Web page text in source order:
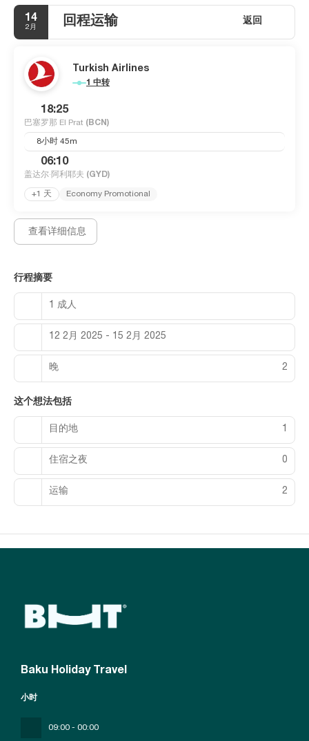
14
2月 回程运输 返回
Turkish Airlines
1 中转
18:25
巴塞罗那 El Prat (BCN)
8小时 45m
06:10
盖达尔·阿利耶夫 (GYD)
+1 天 Economy Promotional
查看详细信息
行程摘要
1 成人
12 2月 2025 - 15 2月 2025
晚 2
这个想法包括
目的地 1
住宿之夜 0
运输 2
Baku Holiday Travel
小时
09:00 - 00:00